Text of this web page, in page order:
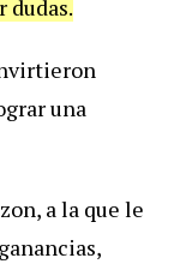
dudas.
una
a la que le